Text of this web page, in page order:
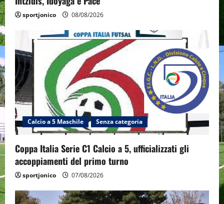
sportjonico 08/08/2026
Calcio a 5 Maschile Senza categoria
Coppa Italia Serie C1 Calcio a 5, ufficializzati gli
accoppiamenti del primo turno
sportjonico 07/08/2026